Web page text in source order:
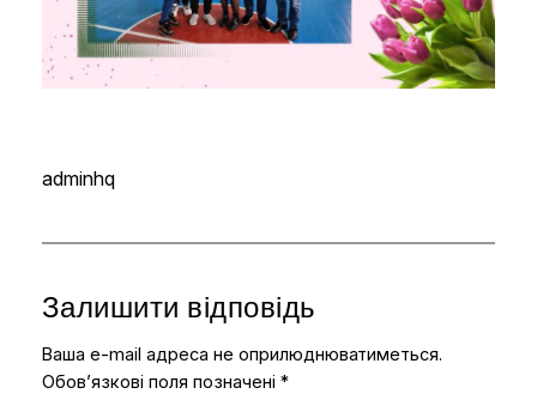
adminhq
Залишити відповідь
Ваша e-mail адреса не оприлюднюватиметься.
Обов’язкові поля позначені *